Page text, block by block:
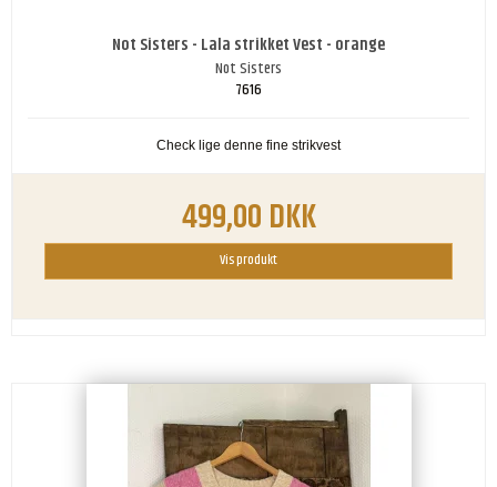
Not Sisters - Lala strikket Vest - orange
Not Sisters
7616
Check lige denne fine strikvest
499,00 DKK
Vis produkt